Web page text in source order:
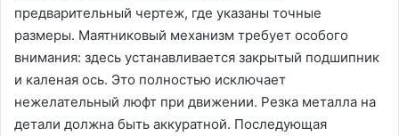
предварительный чертеж, где указаны точные
размеры. Маятниковый механизм требует особого
внимания: здесь устанавливается закрытый подшипник
и каленая ось. Это полностью исключает
нежелательный люфт при движении. Резка металла на
детали должна быть аккуратной. Последующая